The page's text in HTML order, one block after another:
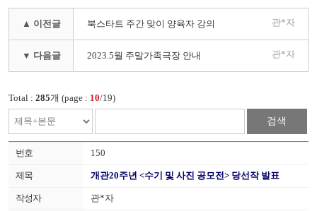
▲ 이전글 북스타트 주간 맞이 양육자 강의 관*자
▼ 다음글 2023.5월 주말가족극장 안내 관*자
Total : 285개 (page : 10/19)
검색
150
개관20주년 <수기 및 사진 공모전> 당선작 발표
관*자